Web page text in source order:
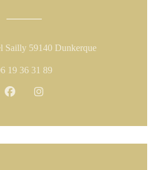
Sailly 59140 Dunkerque((öppnas i ett
19 36 31 89
Facebook ((öppnas i ett nytt